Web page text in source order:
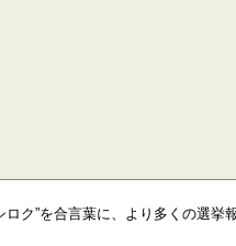
ロク”を合言葉に、より多くの選